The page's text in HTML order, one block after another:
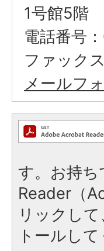
1号館5階
電話番号
ファック
メールフ
す。お持
Reader（
リックし
トールして